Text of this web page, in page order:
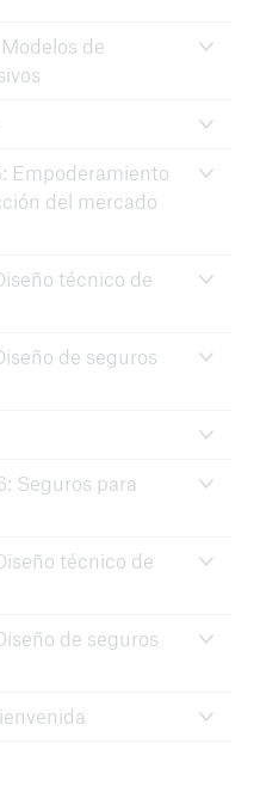
de
Empoderamiento
del mercado
técnico de
de seguros
Seguros para
técnico de
de seguros